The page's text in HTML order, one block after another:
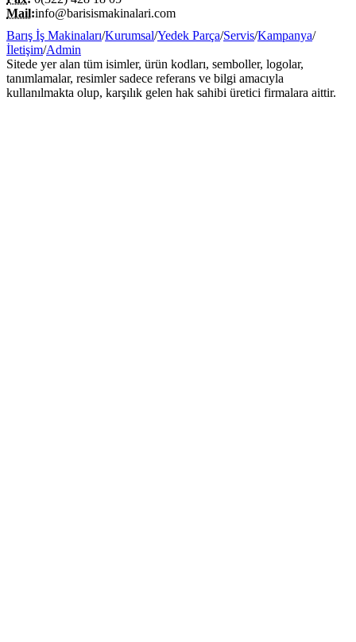
Mail:info@barisismakinalari.com
Barış İş Makinaları/Kurumsal/Yedek Parça/Servis/Kampanya/
İletişim/Admin
Sitede yer alan tüm isimler, ürün kodları, semboller, logolar,
tanımlamalar, resimler sadece referans ve bilgi amacıyla
kullanılmakta olup, karşılık gelen hak sahibi üretici firmalara aittir.